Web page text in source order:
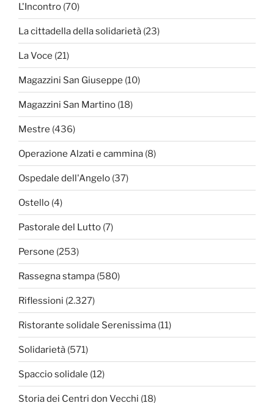
L'Incontro (70)
La cittadella della solidarietà (23)
La Voce (21)
Magazzini San Giuseppe (10)
Magazzini San Martino (18)
Mestre (436)
Operazione Alzati e cammina (8)
Ospedale dell'Angelo (37)
Ostello (4)
Pastorale del Lutto (7)
Persone (253)
Rassegna stampa (580)
Riflessioni (2.327)
Ristorante solidale Serenissima (11)
Solidarietà (571)
Spaccio solidale (12)
Storia dei Centri don Vecchi (18)